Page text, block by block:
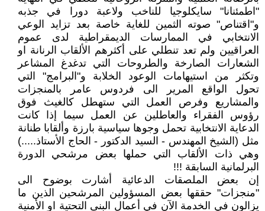
"اطمئنانا" سايكلوجيا للناخب ولاعبة دورا في جذبه
و"اقتناص" صوته الثمين للغاية خاصة بعد تزايد الوعي
الانتخابي في الممارسات الديمقراطية لدى عموم
العراقيين ولم تعد تنطلي على أكثرهم الألقاب الرنانة او
الشعارات الصارخة والطروحات التي تدغدغ المشاعر
وتكثر من استيهامات الوعود الخلابة و"البرامج" التي
تحول الواقع المرير الى فردوس عامر بالمنجزات
والمشاريع وفرص العمل التي ستهطل كالغيث فوق
رؤوس الفقراء والعاطلين عن العمل سيما إذا كانت
الدعاية الانتخابية تحمل وجوها سياسية بارزة وألقابا طنانة
مثل (الشيخ المهندس - السيد الدكتور - الحاج الأستاذ.....)
وهي ذات الألقاب التي حملها بعض مرشحي الدورة
البرلمانية السابقة !!!
إن بعض الملصقات الدعائية أشارت بوضوح الى
"منجزات" حققها بعض المسؤولين المرشحين الذين ما
يزالون في الخدمة الآن في أعمال البنى التحتية او الأمنية